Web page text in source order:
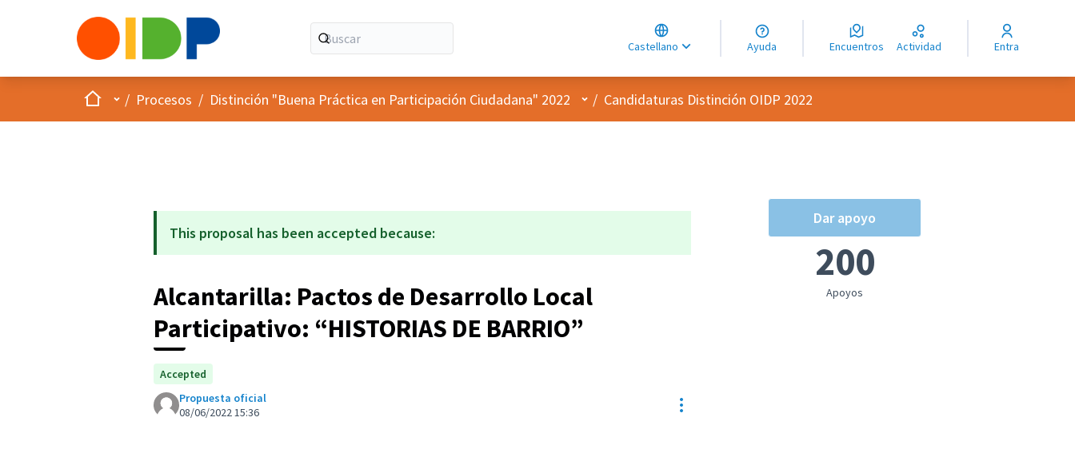
Castellano
Choose language
Choisir la langue
Elegir el idioma
Ayuda Encuentros Actividad Entra
InicioMenú principal
/ Procesos / Distinción "Buena Práctica en Participación Ciudadana" 2022 Menú de usuario
/ Candidaturas Distinción OIDP 2022
This proposal has been accepted because:
Alcantarilla: Pactos de Desarrollo Local
Participativo: “HISTORIAS DE BARRIO”
Accepted
Propuesta oficial
08/06/2022 15:36
Controles de recursos
Dar apoyo
200
Apoyos